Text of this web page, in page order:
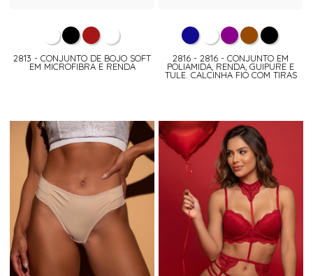
2813 - CONJUNTO DE BOJO SOFT
EM MICROFIBRA E RENDA
2816 - 2816 - CONJUNTO EM
POLIAMIDA, RENDA, GUIPURE E
TULE. CALCINHA FIO COM TIRAS